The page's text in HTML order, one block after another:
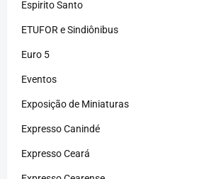
Espirito Santo
ETUFOR e Sindiônibus
Euro 5
Eventos
Exposição de Miniaturas
Expresso Canindé
Expresso Ceará